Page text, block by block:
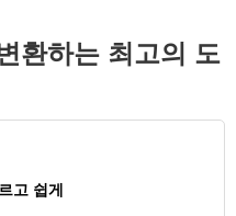
환하는 최고의 도
고 쉽게